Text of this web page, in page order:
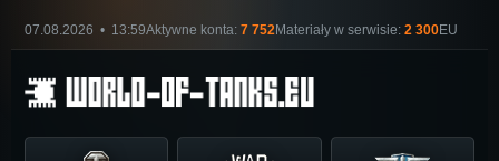
07.08.2026 • 13:59Aktywne konta: 7 752Materiały w serwisie: 2 300EU